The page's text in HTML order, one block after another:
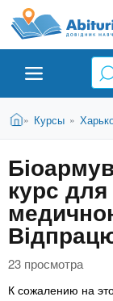
A
b
i
t
u
r
п
р
в
о
н
и
к
У
ч
е
В
д
е
с
ь
Главная
» Курсы »
курс для
23 просмотра
К сожалению на